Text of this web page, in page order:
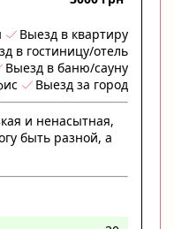
Выезд в квартиру
в гостиницу/отель
Выезд в баню/сауну
Выезд за город
и ненасытная,
быть разной, а